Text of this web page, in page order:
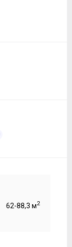
62-88,3 м2